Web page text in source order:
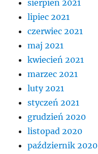
sierpień 2021
lipiec 2021
czerwiec 2021
maj 2021
kwiecień 2021
marzec 2021
luty 2021
styczeń 2021
grudzień 2020
listopad 2020
październik 2020